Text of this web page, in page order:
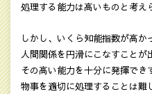
処理する能力は高いものと考え
しかし、いくら知能指数が高か
人間関係を円滑にこなすことが
その高い能力を十分に発揮でき
物事を適切に処理することは難